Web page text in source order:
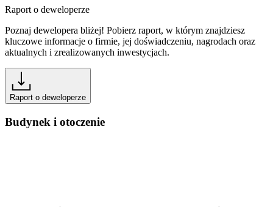
Raport o deweloperze
Poznaj dewelopera bliżej! Pobierz raport, w którym znajdziesz
kluczowe informacje o firmie, jej doświadczeniu, nagrodach oraz
aktualnych i zrealizowanych inwestycjach.
Raport o deweloperze
Budynek i otoczenie